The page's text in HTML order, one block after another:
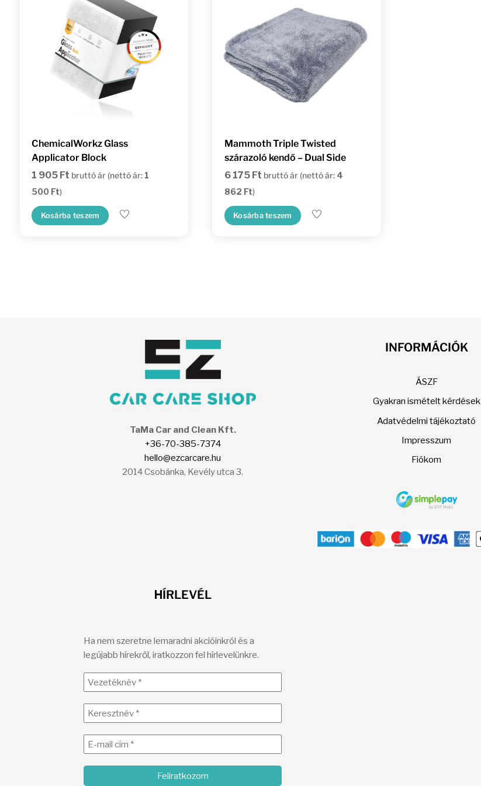
ChemicalWorkz Glass
Applicator Block
1 905 Ft bruttó ár (nettó ár: 1
500 Ft)
Kosárba teszem
Mammoth Triple Twisted
szárazoló kendő – Dual Side
6 175 Ft bruttó ár (nettó ár: 4
862 Ft)
Kosárba teszem
TaMa Car and Clean Kft.
+36-70-385-7374
hello@ezcarcare.hu
2014 Csobánka, Kevély utca 3.
INFORMÁCIÓK
ÁSZF
Gyakran ismételt kérdések
Adatvédelmi tájékoztató
Impresszum
Fiókom
HÍRLEVÉL
Ha nem szeretne lemaradni akcióinkról és a
legújabb hírekről, iratkozzon fel hírlevelünkre.